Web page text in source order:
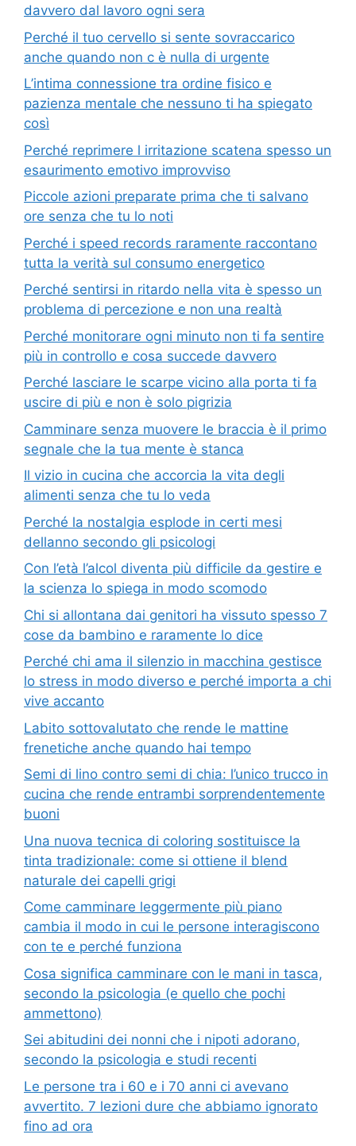
davvero dal lavoro ogni sera
Perché il tuo cervello si sente sovraccarico
anche quando non c è nulla di urgente
L’intima connessione tra ordine fisico e
pazienza mentale che nessuno ti ha spiegato
così
Perché reprimere l irritazione scatena spesso un
esaurimento emotivo improvviso
Piccole azioni preparate prima che ti salvano
ore senza che tu lo noti
Perché i speed records raramente raccontano
tutta la verità sul consumo energetico
Perché sentirsi in ritardo nella vita è spesso un
problema di percezione e non una realtà
Perché monitorare ogni minuto non ti fa sentire
più in controllo e cosa succede davvero
Perché lasciare le scarpe vicino alla porta ti fa
uscire di più e non è solo pigrizia
Camminare senza muovere le braccia è il primo
segnale che la tua mente è stanca
Il vizio in cucina che accorcia la vita degli
alimenti senza che tu lo veda
Perché la nostalgia esplode in certi mesi
dellanno secondo gli psicologi
Con l’età l’alcol diventa più difficile da gestire e
la scienza lo spiega in modo scomodo
Chi si allontana dai genitori ha vissuto spesso 7
cose da bambino e raramente lo dice
Perché chi ama il silenzio in macchina gestisce
lo stress in modo diverso e perché importa a chi
vive accanto
Labito sottovalutato che rende le mattine
frenetiche anche quando hai tempo
Semi di lino contro semi di chia: l’unico trucco in
cucina che rende entrambi sorprendentemente
buoni
Una nuova tecnica di coloring sostituisce la
tinta tradizionale: come si ottiene il blend
naturale dei capelli grigi
Come camminare leggermente più piano
cambia il modo in cui le persone interagiscono
con te e perché funziona
Cosa significa camminare con le mani in tasca,
secondo la psicologia (e quello che pochi
ammettono)
Sei abitudini dei nonni che i nipoti adorano,
secondo la psicologia e studi recenti
Le persone tra i 60 e i 70 anni ci avevano
avvertito. 7 lezioni dure che abbiamo ignorato
fino ad ora